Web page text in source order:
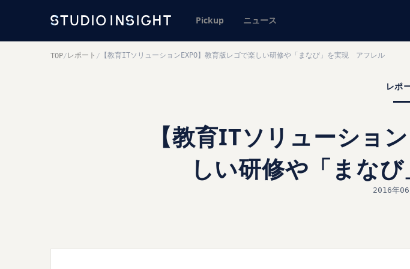
Pickup ニュース
TOP/ レポート / 【教育ITソリューションEXPO】教育版レゴで楽しい研修や「まなび」を実現 アフレル
レポ
【教育ITソリューショ
しい研修や「まな
2016年06